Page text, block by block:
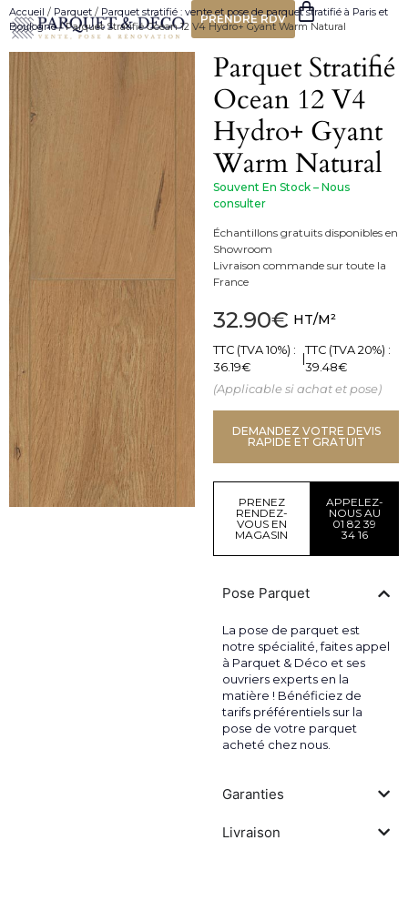
PRENDRE RDV
Accueil / Parquet / Parquet stratifié : vente et pose de parquet stratifié à Paris et
Boulogne/ Parquet Stratifié Ocean 12 V4 Hydro+ Gyant Warm Natural
Parquet Stratifié
Ocean 12 V4
Hydro+ Gyant
Warm Natural
Souvent En Stock – Nous
consulter
Échantillons gratuits disponibles en
Showroom
Livraison commande sur toute la
France
32.90€ HT/M²
TTC (TVA 10%) :
36.19€
TTC (TVA 20%) :
39.48€
(Applicable si achat et pose)
DEMANDEZ VOTRE DEVIS
RAPIDE ET GRATUIT
PRENEZ
RENDEZ-
VOUS EN
MAGASIN
APPELEZ-
NOUS AU
01 82 39
34 16
Pose Parquet
La pose de parquet est
notre spécialité, faites appel
à Parquet & Déco et ses
ouvriers experts en la
matière ! Bénéficiez de
tarifs préférentiels sur la
pose de votre parquet
acheté chez nous.
Garanties
Livraison